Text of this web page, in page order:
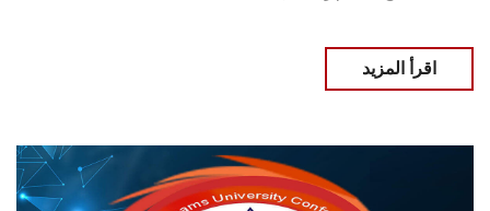
اقرأ المزيد